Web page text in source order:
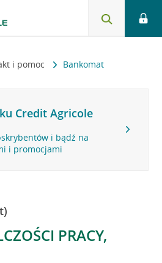
i pomoc Bankomat
Credit Agricole
i bądź na
i promocjami
PRACY,